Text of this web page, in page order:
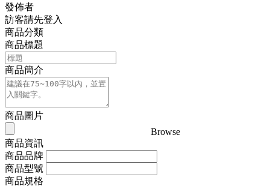
發佈者
訪客請先登入
商品分類
商品標題
商品簡介
商品圖片
Browse
商品資訊
商品品牌
商品型號
商品規格